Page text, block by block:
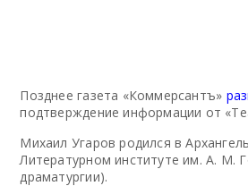
Позднее газета «Коммерсантъ»
подтверждение информации от
Михаил Угаров родился в
Литературном институте им. А. М.
драматургии).